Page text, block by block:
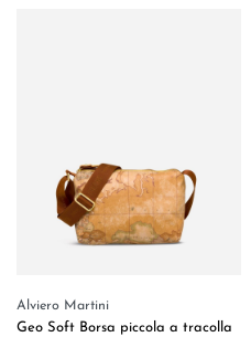
Alviero Martini
Geo Soft Borsa piccola a tracolla